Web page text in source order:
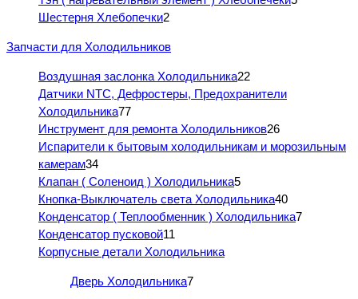
Шестерня Хлебопечки2
Запчасти для Холодильников
Воздушная заслонка Холодильника22
Датчики NTC, Дефростеры, Предохранители
Холодильника77
Инструмент для ремонта Холодильников26
Испарители к бытовым холодильникам и морозильным
камерам34
Клапан ( Соленоид ) Холодильника5
Кнопка-Выключатель света Холодильника40
Конденсатор ( Теплообменник ) Холодильника7
Конденсатор пусковой11
Корпусные детали Холодильника
Дверь Холодильника7